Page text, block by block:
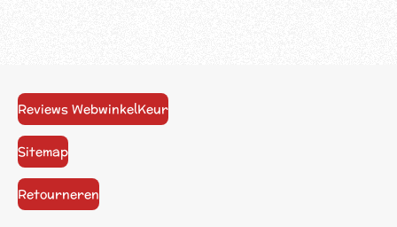
Reviews WebwinkelKeur
Sitemap
Retourneren